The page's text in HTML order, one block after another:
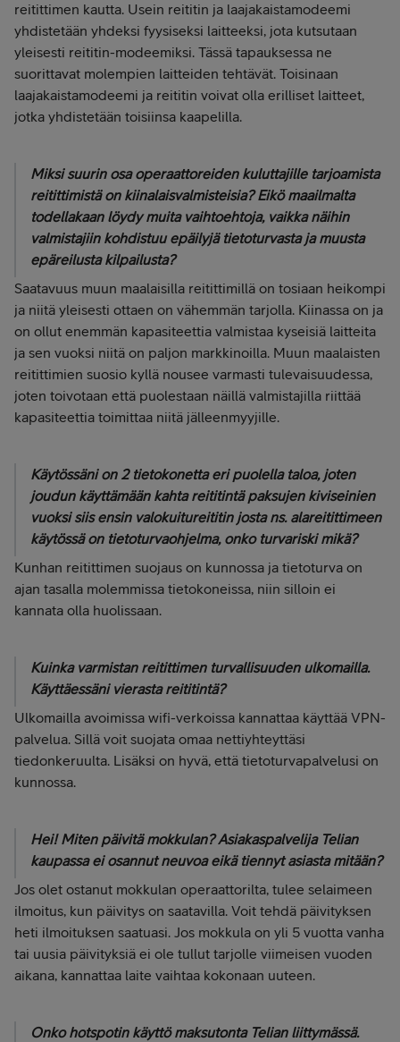
reitittimen kautta. Usein reititin ja laajakaistamodeemi
yhdistetään yhdeksi fyysiseksi laitteeksi, jota kutsutaan
yleisesti reititin-modeemiksi. Tässä tapauksessa ne
suorittavat molempien laitteiden tehtävät. Toisinaan
laajakaistamodeemi ja reititin voivat olla erilliset laitteet,
jotka yhdistetään toisiinsa kaapelilla.
Miksi suurin osa operaattoreiden kuluttajille tarjoamista
reitittimistä on kiinalaisvalmisteisia? Eikö maailmalta
todellakaan löydy muita vaihtoehtoja, vaikka näihin
valmistajiin kohdistuu epäilyjä tietoturvasta ja muusta
epäreilusta kilpailusta?
Saatavuus muun maalaisilla reitittimillä on tosiaan heikompi
ja niitä yleisesti ottaen on vähemmän tarjolla. Kiinassa on ja
on ollut enemmän kapasiteettia valmistaa kyseisiä laitteita
ja sen vuoksi niitä on paljon markkinoilla. Muun maalaisten
reitittimien suosio kyllä nousee varmasti tulevaisuudessa,
joten toivotaan että puolestaan näillä valmistajilla riittää
kapasiteettia toimittaa niitä jälleenmyyjille.
Käytössäni on 2 tietokonetta eri puolella taloa, joten
joudun käyttämään kahta reititintä paksujen kiviseinien
vuoksi siis ensin valokuitureititin josta ns. alareitittimeen
käytössä on tietoturvaohjelma, onko turvariski mikä?
Kunhan reitittimen suojaus on kunnossa ja tietoturva on
ajan tasalla molemmissa tietokoneissa, niin silloin ei
kannata olla huolissaan.
Kuinka varmistan reitittimen turvallisuuden ulkomailla.
Käyttäessäni vierasta reititintä?
Ulkomailla avoimissa wifi-verkoissa kannattaa käyttää VPN-
palvelua. Sillä voit suojata omaa nettiyhteyttäsi
tiedonkeruulta. Lisäksi on hyvä, että tietoturvapalvelusi on
kunnossa.
Hei! Miten päivitä mokkulan? Asiakaspalvelija Telian
kaupassa ei osannut neuvoa eikä tiennyt asiasta mitään?
Jos olet ostanut mokkulan operaattorilta, tulee selaimeen
ilmoitus, kun päivitys on saatavilla. Voit tehdä päivityksen
heti ilmoituksen saatuasi. Jos mokkula on yli 5 vuotta vanha
tai uusia päivityksiä ei ole tullut tarjolle viimeisen vuoden
aikana, kannattaa laite vaihtaa kokonaan uuteen.
Onko hotspotin käyttö maksutonta Telian liittymässä.